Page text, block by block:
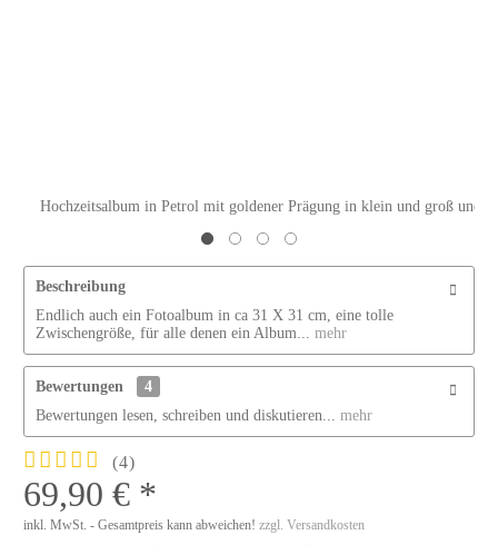
Hochzeitsalbum in Petrol mit goldener Prägung in klein und groß und
Beschreibung
Endlich auch ein Fotoalbum in ca 31 X 31 cm, eine tolle
Zwischengröße, für alle denen ein Album...
mehr
Bewertungen
4
Bewertungen lesen, schreiben und diskutieren...
mehr
(4)
69,90 € *
inkl. MwSt. - Gesamtpreis kann abweichen!zzgl. Versandkosten